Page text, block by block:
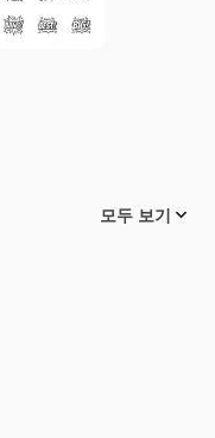
모두 보기